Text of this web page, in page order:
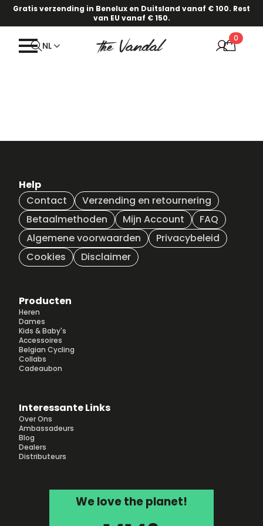
Gratis verzending in Benelux en Duitsland vanaf € 100. Rest
van EU vanaf € 150.
NL
0
Help
Contact
Verzending en retournering
Betaalmethoden
Mijn Account
FAQ
Algemene voorwaarden
Privacybeleid
Cookies
Disclaimer
Producten
Heren
Dames
Kids & Baby's
Accessoires
Belgian Cycling
Collabs
Cadeaubon
Interessante Links
Over Ons
Ambassadeurs
Blog
Dealers
Distributeurs
We love the planet!